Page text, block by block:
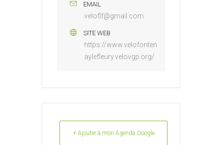
EMAIL
veloflf@gmail.com
SITE WEB
https://www.velofonten
aylefleury.velovgp.org/
+ Ajouter à mon Agenda Google